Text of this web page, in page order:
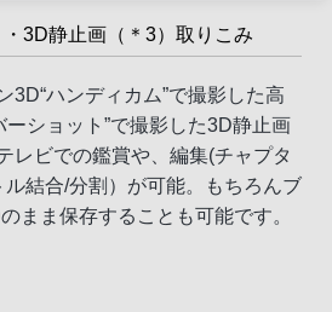
3D静止画（＊3）取りこみ
3D“ハンディカム”で撮影した高
ショット”で撮影した3D静止画
レビでの鑑賞や、編集(チャプタ
結合/分割）が可能。もちろんブ
まま保存することも可能です。